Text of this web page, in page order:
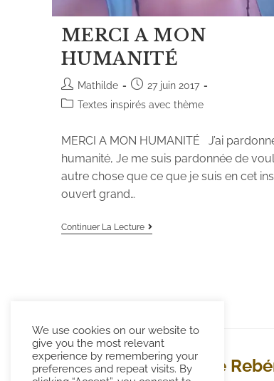
MERCI A MON
HUMANITÉ
Mathilde
27 juin 2017
Textes inspirés avec thème
MERCI A MON HUMANITÉ J’ai
humanité, Je me suis pardonnée de
autre chose que ce que je suis en cet
ouvert grand…
Continuer La Lecture
Mathilde
We use cookies on our website to
give you the most relevant
experience by remembering your
preferences and repeat visits. By